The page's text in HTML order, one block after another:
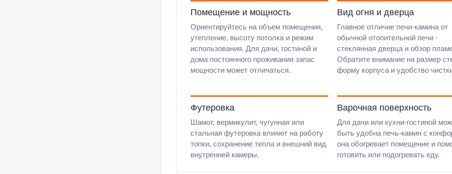
Помещение и мощность
Ориентируйтесь на объем помещения,
утепление, высоту потолка и режим
использования. Для дачи, гостиной и
дома постоянного проживания запас
мощности может отличаться.
Вид огня и дверца
Главное отличие печи-камина от
обычной отопительной печи -
стеклянная дверца и обзор
Обратите внимание на размер
форму корпуса и удобство
Футеровка
Шамот, вермикулит, чугунная или
стальная футеровка влияют на работу
топки, сохранение тепла и внешний вид
внутренней камеры.
Варочная поверхность
Для дачи или кухни-гостиной
быть удобна печь-камин с
она обогревает помещение и
готовить или подогревать еду.